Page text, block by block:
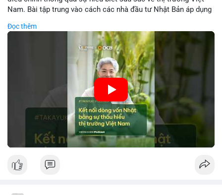
Nam. Bài tập trung vào cách các nhà đầu tư Nhật Bản áp dụng
đầu tư trực tiếp vào doanh nghiệp đến việc giao dịch tài chính.
Kết nối này không chỉ tạo cơ hội tăng trưởng cho Việt Nam mà
còn tạo ra động lực cho thị trường crypto địa phương khi các
nhà đầu tư đa quốc gia tìm kiếm cơ hội đa dạng. Các yếu tố
như chính sách tài chính Việt Nam, xu hướng đầu tư ESG, và
ổn định thị trường sẽ ảnh hưởng trực tiếp đến lưu lượng vốn
nhập khẩu từ Nhật Bản. Bài cũng nhấn mạnh vai trò của thông
tin thị trường chính xác trong việc giảm rủi ro khi kết nối các
thị trường khác nhau.
🎥 Xem video trực tiếp tại:
Đọc thêm